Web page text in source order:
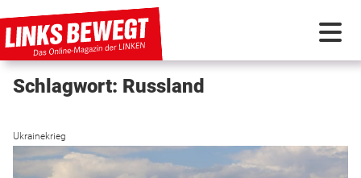
PARTEI IN BEWEGUNG
PROGRAMMDEBATTE
Schlagwort: Russland
Ukrainekrieg